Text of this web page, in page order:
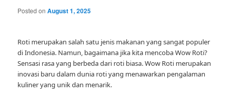
Posted onAugust 1, 2025
Roti merupakan salah satu jenis makanan yang sangat populer
di Indonesia. Namun, bagaimana jika kita mencoba Wow Roti?
Sensasi rasa yang berbeda dari roti biasa. Wow Roti merupakan
inovasi baru dalam dunia roti yang menawarkan pengalaman
kuliner yang unik dan menarik.